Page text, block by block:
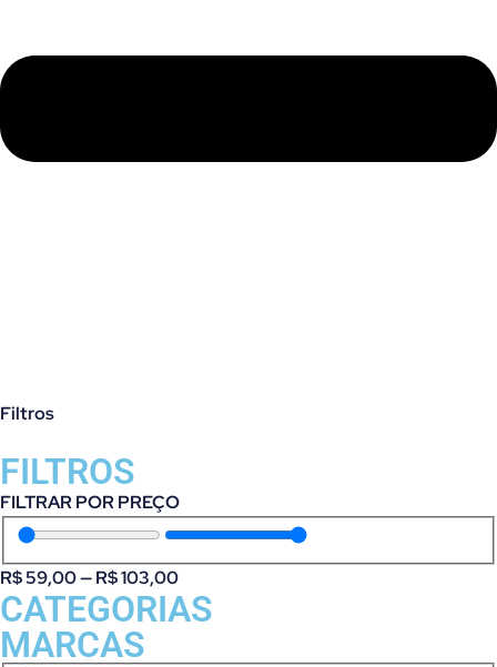
Filtros
FILTROS
FILTRAR POR PREÇO
R$59,00—R$103,00
CATEGORIAS
MARCAS